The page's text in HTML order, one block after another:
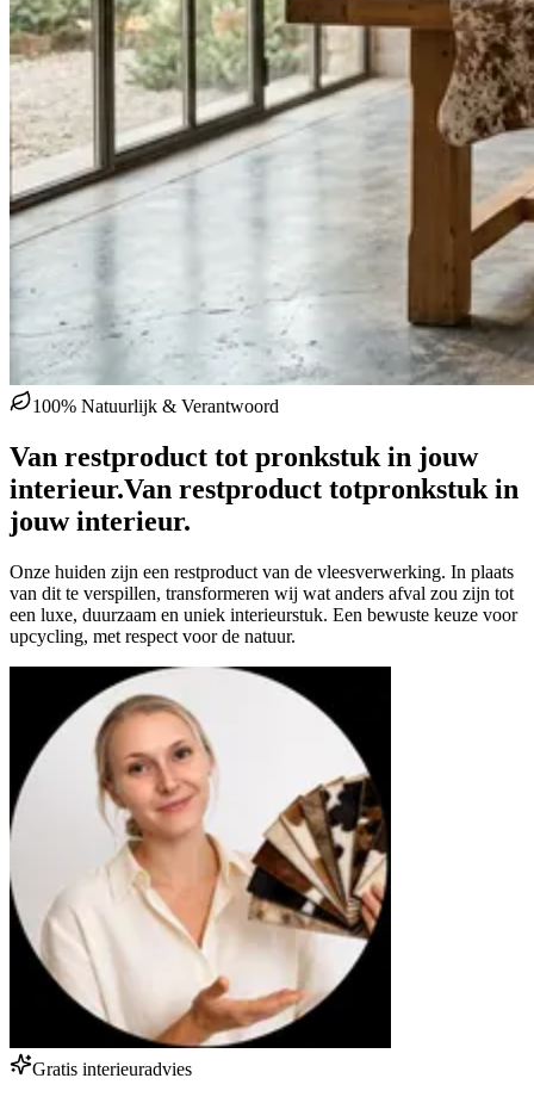
100% Natuurlijk & Verantwoord
Van restproduct tot pronkstuk in jouw
interieur.Van restproduct totpronkstuk in
jouw interieur.
Onze huiden zijn een restproduct van de vleesverwerking. In plaats
van dit te verspillen, transformeren wij wat anders afval zou zijn tot
een luxe, duurzaam en uniek interieurstuk. Een bewuste keuze voor
upcycling, met respect voor de natuur.
Gratis interieuradvies